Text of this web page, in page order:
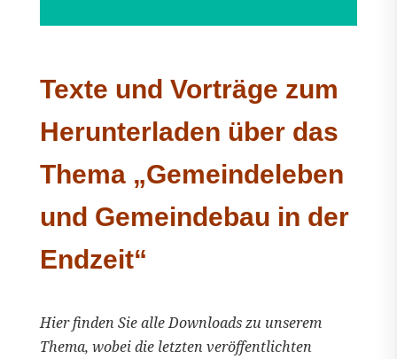
Texte und Vorträge zum
Herunterladen über das
Thema „Gemeindeleben
und Gemeindebau in der
Endzeit“
Hier finden Sie alle Downloads zu unserem
Thema, wobei die letzten veröffentlichten